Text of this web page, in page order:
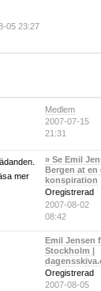
05 23:27
Medlem
2007-07-15
21:31
mer
» Se Emil
Bergen at en
konspiration
Oregistrerad
2007-08-02
08:42
Emil Jensen
Stockholm |
Oregistrerad
2007-08-05